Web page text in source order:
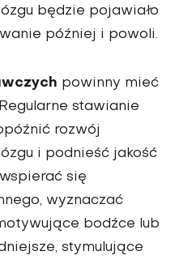
będzie pojawiało
później i powoli.
powinny mieć
stawianie
rozwój
i podnieść jakość
się
wyznaczać
bodźce lub
stymulujące